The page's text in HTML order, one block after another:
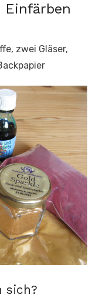
Einfärben
zwei Gläser,
sich?